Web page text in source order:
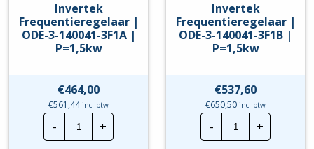
Invertek
Frequentieregelaar |
ODE-3-140041-3F1A |
P=1,5kw
€464,00
€561,44inc. btw
-
Invertek
Frequentieregelaar
|
+
Invertek
Frequentieregelaar |
ODE-3-140041-3F1B |
P=1,5kw
€537,60
€650,50 inc. btw
-
Invertek
|
+